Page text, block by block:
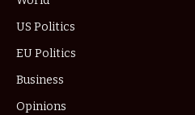
US Politics
EU Politics
Business
Opinions